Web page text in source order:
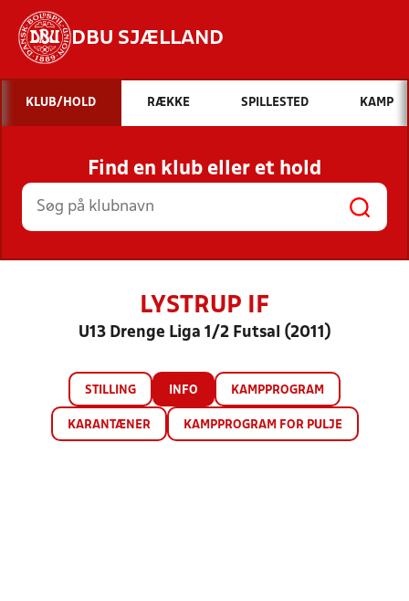
DBU SJÆLLAND
Hvad vil du søge efter?
INDHOLD OG NYHEDER
STILLINGER, RESULTATER, KLUBBER OG
HOLD
KLUB/HOLD RÆKKE SPILLESTED KAMP
Find en klub eller et hold
LYSTRUP IF
U13 Drenge Liga 1/2 Futsal (2011)
STILLING INFO KAMPPROGRAM
KARANTÆNER KAMPPROGRAM FOR PULJE